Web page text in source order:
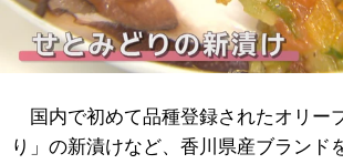
国内で初めて品種登録されたオリー
り」の新漬けなど、香川県産ブランド